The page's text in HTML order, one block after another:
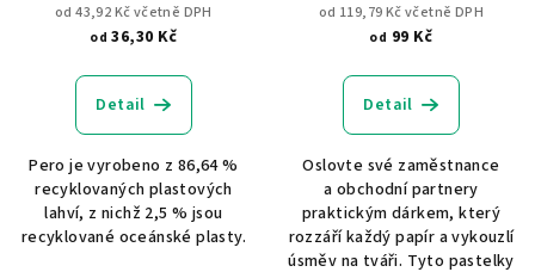
od 43,92 Kč včetně DPH
od 36,30 Kč
Detail
Pero je vyrobeno z 86,64 %
recyklovaných plastových
lahví, z nichž 2,5 % jsou
recyklované oceánské plasty.
od 119,79 Kč včetně DPH
od 99 Kč
Detail
Oslovte své zaměstnance
a obchodní partnery
praktickým dárkem, který
rozzáří každý papír a vykouzlí
úsměv na tváři. Tyto pastelky